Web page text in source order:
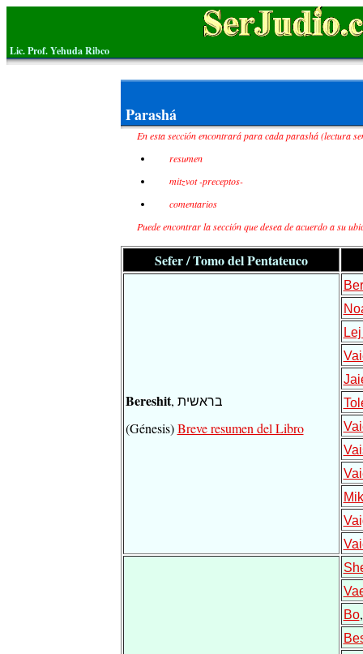
Lic. Prof. Yehuda Ribco
Parashá
En esta sección encontrará para cada parashá (lectura
resumen
mitzvot -preceptos-
comentarios
Puede encontrar la sección que desea de acuerdo a su
Sefer / Tomo del Pentateuco
Bereshit , בראשית
(Génesis)Breve resumen del Libro
Bo